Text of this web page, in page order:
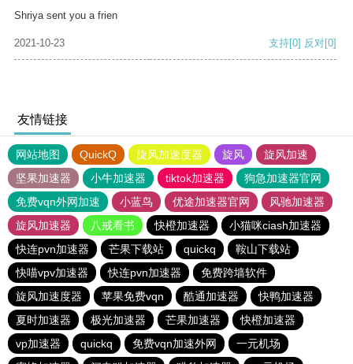
Shriya sent you a frien
2021-10-23 支持[0] 反对[0]
友情链接
网站地图 QuickQ 旋风加速度器 旋风
旋风加速
坚果加速器
小牛加速器 tiktok加速器
狗急加速器官网
免费vqn外网加速
小蓝鸟 优途加速器官网
风驰加速器
旋风加速器
八戒看书 快橙加速器
小猫咪ciash加速器
快连pvn加速器
芒果下载站 quickq
鞍山下载站
快喵vpv加速器
快连pvn加速器
免费跨墙软件
旋风加速度器
苹果免费vqn 酷通加速器
快鸭加速器
夏时加速器
极光加速器 芒果加速器
快橙加速器
vp加速器
quickq 免费vqn加速外网
一元机场